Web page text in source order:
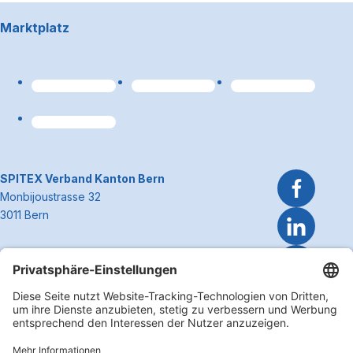
Marktplatz
~Kontaktinformationen
SPITEX Verband Kanton Bern
Monbijoustrasse 32
3011 Bern
E-Mailinfo@spitexbe.ch
Kontakt